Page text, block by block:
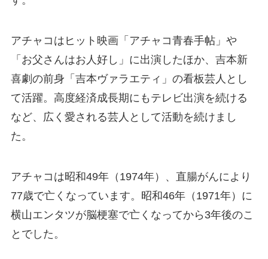
アチャコはヒット映画「アチャコ青春手帖」や
「お父さんはお人好し」に出演したほか、吉本新
喜劇の前身「吉本ヴァラエティ」の看板芸人とし
て活躍。高度経済成長期にもテレビ出演を続ける
など、広く愛される芸人として活動を続けまし
た。
アチャコは昭和49年（1974年）、直腸がんにより
77歳で亡くなっています。昭和46年（1971年）に
横山エンタツが脳梗塞で亡くなってから3年後のこ
とでした。